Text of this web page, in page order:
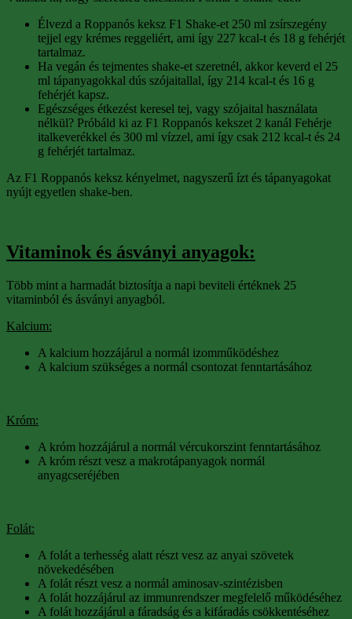
Élvezd a Roppanós keksz F1 Shake-et 250 ml zsírszegény
tejjel egy krémes reggeliért, ami így 227 kcal-t és 18 g fehérjét
tartalmaz.
Ha vegán és tejmentes shake-et szeretnél, akkor keverd el 25
ml tápanyagokkal dús szójaitallal, így 214 kcal-t és 16 g
fehérjét kapsz.
Egészséges étkezést keresel tej, vagy szójaital használata
nélkül? Próbáld ki az F1 Roppanós kekszet 2 kanál Fehérje
italkeverékkel és 300 ml vízzel, ami így csak 212 kcal-t és 24
g fehérjét tartalmaz.
Az F1 Roppanós keksz kényelmet, nagyszerű ízt és tápanyagokat
nyújt egyetlen shake-ben.
Vitaminok és ásványi anyagok:
Több mint a harmadát biztosítja a napi beviteli értéknek 25
vitaminból és ásványi anyagból.
Kalcium:
A kalcium hozzájárul a normál izomműködéshez
A kalcium szükséges a normál csontozat fenntartásához
Króm:
A króm hozzájárul a normál vércukorszint fenntartásához
A króm részt vesz a makrotápanyagok normál
anyagcseréjében
Folát:
A folát a terhesség alatt részt vesz az anyai szövetek
növekedésében
A folát részt vesz a normál aminosav-szintézisben
A folát hozzájárul az immunrendszer megfelelő működéséhez
A folát hozzájárul a fáradság és a kifáradás csökkentéséhez